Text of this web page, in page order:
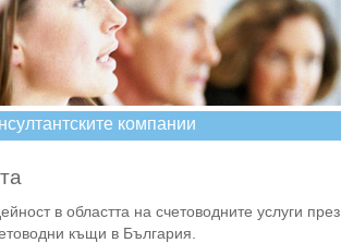
компании
в областта на счетоводните услуги през
къщи в България.